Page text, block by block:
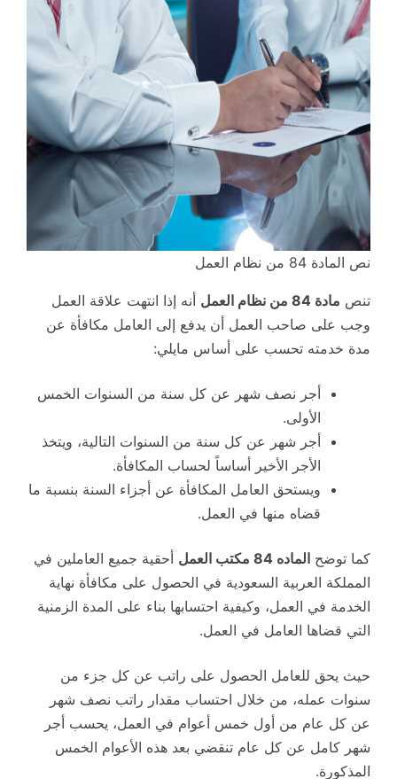
نص المادة 84 من نظام العمل
تنص مادة 84 من نظام العمل
أنه إذا انتهت علاقة العمل
وجب على صاحب العمل أن يدفع إلى العامل مكافأة عن
مدة خدمته تحسب على أساس مايلي:
أجر نصف شهر عن كل سنة من السنوات الخمس
الأولى.
أجر شهر عن كل سنة من السنوات التالية، ويتخذ
الأجر الأخير أساساً لحساب المكافأة.
ويستحق العامل المكافأة عن أجزاء السنة بنسبة ما
قضاه منها في العمل.
كما توضح الماده 84 مكتب العمل
أحقية جميع العاملين في
المملكة العربية السعودية في الحصول على مكافأة نهاية
الخدمة في العمل، وكيفية احتسابها بناء على المدة الزمنية
التي قضاها العامل في العمل.
حيث يحق للعامل الحصول على راتب عن كل جزء من
سنوات عمله، من خلال احتساب مقدار راتب نصف شهر
عن كل عام من أول خمس أعوام في العمل، يحسب أجر
شهر كامل عن كل عام تنقضي بعد هذه الأعوام الخمس
المذكورة.